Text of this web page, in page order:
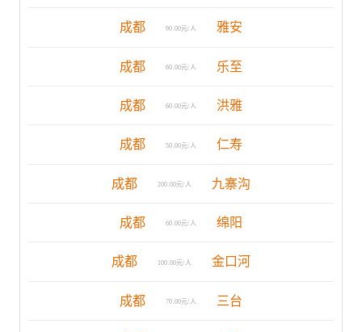
成都 90.00元/人 雅安
成都 60.00元/人 乐至
成都 60.00元/人 洪雅
成都 50.00元/人 仁寿
成都 200.00元/人 九寨沟
成都 60.00元/人 绵阳
成都 100.00元/人 金口河
成都 70.00元/人 三台